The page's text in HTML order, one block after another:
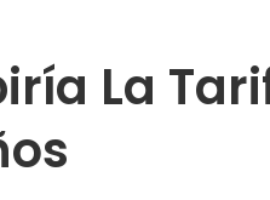
La